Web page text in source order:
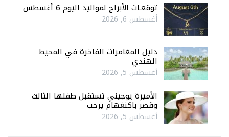
توقعـات الأبراج لمواليد اليوم 6 أغسطس
أغسطس 6, 2026
دليل المغامرات الفاخرة في المحيط
الهندي
أغسطس 5, 2026
الأميرة يوجيني تستقبل طفلها الثالث
وقصر باكنغهام يرحب
أغسطس 5, 2026